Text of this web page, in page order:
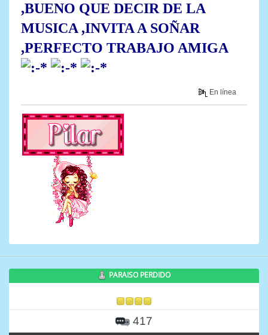
,BUENO QUE DECIR DE LA
MUSICA ,INVITA A SOÑAR
,PERFECTO TRABAJO AMIGA
En línea
PARAISO PERDIDO
417